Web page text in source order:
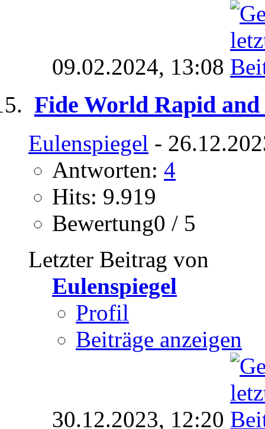
09.02.2024, 13:08
Fide World Rapid
Eulenspiegel -
Antworten: 4
Hits: 9.919
Bewertung0 / 5
Letzter Beitrag von
Eulenspiegel
Profil
Beiträge anzeigen
30.12.2023, 12:20